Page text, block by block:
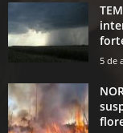
5 de